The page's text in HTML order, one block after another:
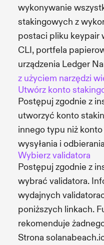
wykonywanie
stakingowych z
postaci pliku keypair
CLI, portfela
urządzenia Ledger
z użyciem narzędzi
Utwórz konto
Postępuj zgodnie z
utworzyć konto
innego typu niż
wysyłania i
Wybierz validatora
Postępuj zgodnie z
wybrać validatora.
wydajnych
poniższych linkach.
rekomenduje
Strona